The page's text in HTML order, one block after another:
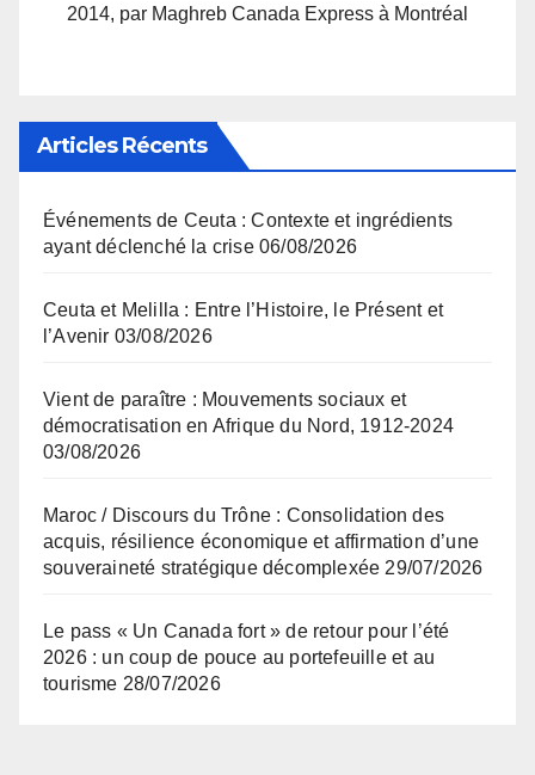
2014, par Maghreb Canada Express à Montréal
Articles Récents
Événements de Ceuta : Contexte et ingrédients
ayant déclenché la crise 06/08/2026
Ceuta et Melilla : Entre l’Histoire, le Présent et
l’Avenir 03/08/2026
Vient de paraître : Mouvements sociaux et
démocratisation en Afrique du Nord, 1912-2024
03/08/2026
Maroc / Discours du Trône : Consolidation des
acquis, résilience économique et affirmation d’une
souveraineté stratégique décomplexée 29/07/2026
Le pass « Un Canada fort » de retour pour l’été
2026 : un coup de pouce au portefeuille et au
tourisme 28/07/2026